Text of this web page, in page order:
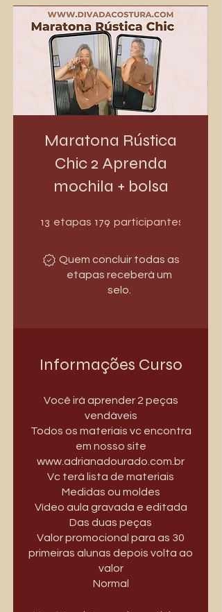
Maratona Rústica
Chic 2 Aprenda
mochila + bolsa
13 etapas 13 etapas
179 participantes
Quem concluir todas as
etapas receberá um
selo.
Informações Curso
Você irá aprender 2 peças
vendáveis
Todos os materiais vc encontra
em nosso site
www.adrianadourado.com.br
Vc terá lista de materiais
Medidas ou moldes
Vídeo aula gravada e editada
Das duas peças
Valor promocional para as 30
primeiras alunas depois volta ao
valor
Normal